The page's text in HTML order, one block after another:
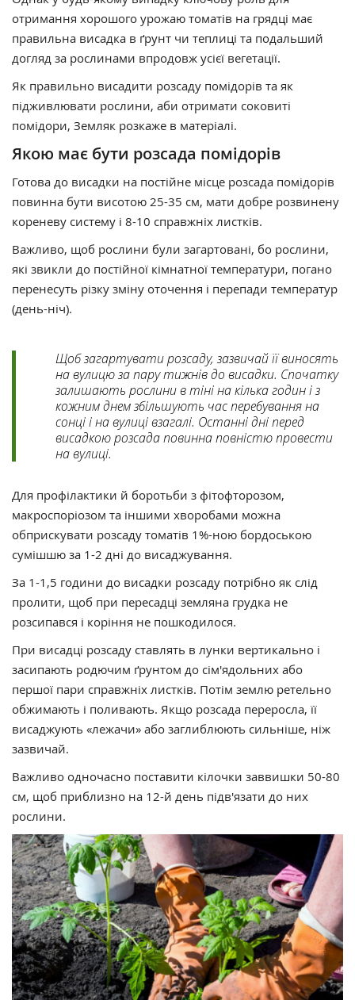
отримання хорошого урожаю томатів на грядці має
правильна висадка в ґрунт чи теплиці та подальший
догляд за рослинами впродовж усієї вегетації.
Як правильно висадити розсаду помідорів та як
підживлювати рослини, аби отримати соковиті
помідори, Земляк розкаже в матеріалі.
Якою має бути розсада помідорів
Готова до висадки на постійне місце розсада помідорів
повинна бути висотою 25-35 см, мати добре розвинену
кореневу систему і 8-10 справжніх листків.
Важливо, щоб рослини були загартовані, бо рослини,
які звикли до постійної кімнатної температури, погано
перенесуть різку зміну оточення і перепади температур
(день-ніч).
Щоб загартувати розсаду, зазвичай її виносять
на вулицю за пару тижнів до висадки. Спочатку
залишають рослини в тіні на кілька годин і з
кожним днем збільшують час перебування на
сонці і на вулиці взагалі. Останні дні перед
висадкою розсада повинна повністю провести
на вулиці.
Для профілактики й боротьби з фітофторозом,
макроспоріозом та іншими хворобами можна
обприскувати розсаду томатів 1%-ною бордоською
сумішшю за 1-2 дні до висаджування.
За 1-1,5 години до висадки розсаду потрібно як слід
пролити, щоб при пересадці земляна грудка не
розсипався і коріння не пошкодилося.
При висадці розсаду ставлять в лунки вертикально і
засипають родючим ґрунтом до сім'ядольних або
першої пари справжніх листків. Потім землю ретельно
обжимають і поливають. Якщо розсада переросла, її
висаджують «лежачи» або заглиблюють сильніше, ніж
зазвичай.
Важливо одночасно поставити кілочки заввишки 50-80
см, щоб приблизно на 12-й день підв'язати до них
рослини.